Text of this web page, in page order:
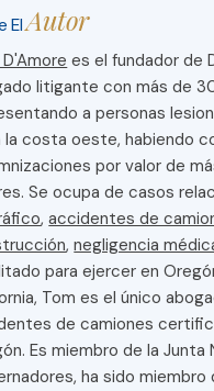
ElAutor
es el fundador de
litigante con más de
a personas
la costa oeste, habiendo
por valor de
Se ocupa de casos
,accidentes de
,negligencia
para ejercer en
Tom es el único
de camiones
Es miembro de la Junta
ha sido